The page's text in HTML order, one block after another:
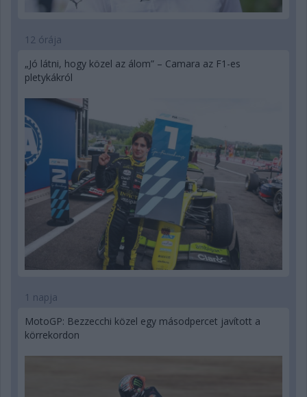
12 órája
„Jó látni, hogy közel az álom” – Camara az F1-es
pletykákról
1 napja
MotoGP: Bezzecchi közel egy másodpercet javított a
körrekordon